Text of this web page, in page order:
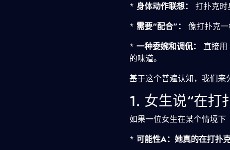
* 身体动作联想：
打扑克时
* 需要“配合”：
像打扑克
* 一种委婉和调侃：
直接用
的味道。
基于这个普遍认知，我们来
1. 女生说“在打
如果一位女生在某个情境下
* 可能性A：她真的在打扑克